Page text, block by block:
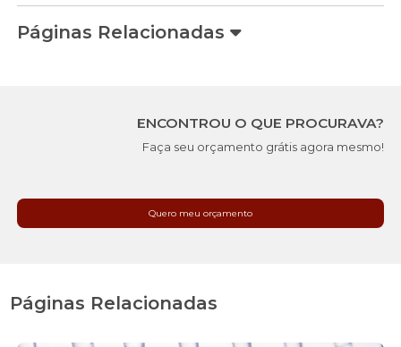
Páginas Relacionadas
ENCONTROU O QUE PROCURAVA?
Faça seu orçamento grátis agora mesmo!
Quero meu orçamento
Páginas Relacionadas